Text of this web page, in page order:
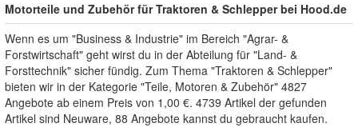
Motorteile und Zubehör für Traktoren & Schlepper bei Hood.de
Wenn es um "Business & Industrie" im Bereich "Agrar- &
Forstwirtschaft" geht wirst du in der Abteilung für "Land- &
Forsttechnik" sicher fündig. Zum Thema "Traktoren & Schlepper"
bieten wir in der Kategorie "Teile, Motoren & Zubehör" 4827
Angebote ab einem Preis von 1,00 €. 4739 Artikel der gefunden
Artikel sind Neuware, 88 Angebote kannst du gebraucht kaufen.